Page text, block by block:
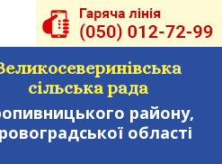
сільська рада
району,
області